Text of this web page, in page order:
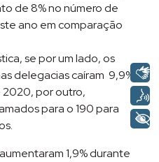
de 8% no número de
ano em comparação
se por um lado, os
delegacias caíram 9,9%
2020, por outro,
para o 190 para
1,9% durante